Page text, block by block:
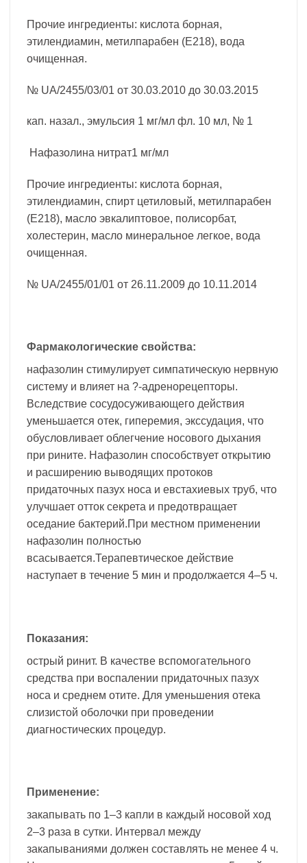
Прочие ингредиенты: кислота борная,
этилендиамин, метилпарабен (E218), вода
очищенная.
№ UA/2455/03/01 от 30.03.2010 до 30.03.2015
кап. назал., эмульсия 1 мг/мл фл. 10 мл, № 1
Нафазолина нитрат1 мг/мл
Прочие ингредиенты: кислота борная,
этилендиамин, спирт цетиловый, метилпарабен
(E218), масло эвкалиптовое, полисорбат,
холестерин, масло минеральное легкое, вода
очищенная.
№ UA/2455/01/01 от 26.11.2009 до 10.11.2014
Фармакологические свойства:
нафазолин стимулирует симпатическую нервную
систему и влияет на ?-адренорецепторы.
Вследствие сосудосуживающего действия
уменьшается отек, гиперемия, экссудация, что
обусловливает облегчение носового дыхания
при рините. Нафазолин способствует открытию
и расширению выводящих протоков
придаточных пазух носа и евстахиевых труб, что
улучшает отток секрета и предотвращает
оседание бактерий.При местном применении
нафазолин полностью
всасывается.Терапевтическое действие
наступает в течение 5 мин и продолжается 4–5 ч.
Показания:
острый ринит. В качестве вспомогательного
средства при воспалении придаточных пазух
носа и среднем отите. Для уменьшения отека
слизистой оболочки при проведении
диагностических процедур.
Применение:
закапывать по 1–3 капли в каждый носовой ход
2–3 раза в сутки. Интервал между
закапываниями должен составлять не менее 4 ч.